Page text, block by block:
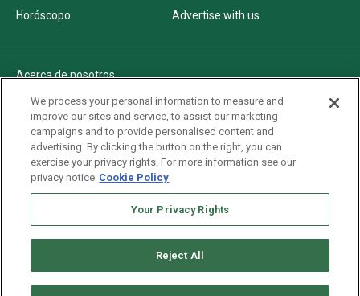
Horóscopo
Advertise with us
Acerca de nosotros
Politica de privacidad
Pautas Editoriales
AdChoices
Advertise with us
Newsletters
We process your personal information to measure and
improve our sites and service, to assist our marketing
campaigns and to provide personalised content and
advertising. By clicking the button on the right, you can
exercise your privacy rights. For more information see our
privacy notice Cookie Policy
Your Privacy Rights
Reject All